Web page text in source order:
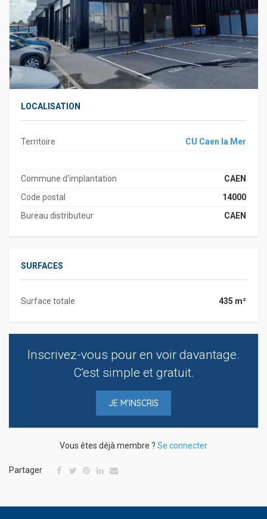
LOCALISATION
Territoire CU Caen la Mer
Commune d'implantation
CAEN
Code postal
14000
Bureau distributeur
CAEN
SURFACES
Surface totale 435 m²
Inscrivez-vous pour en voir davantage.
C'est simple et gratuit.
JE M'INSCRIS
Vous êtes déjà membre ? Se connecter
Partager